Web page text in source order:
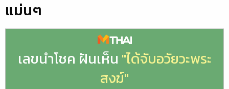
แม่นๆ
เลขนำโชค ฝันเห็น "ได้จับอวัยวะพระ
สงฆ์"